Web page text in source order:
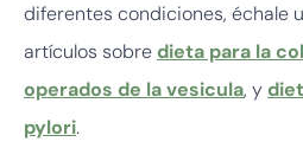
diferentes condiciones, échale
artículos sobre dieta para la
operados de la vesicula, y
pylori.